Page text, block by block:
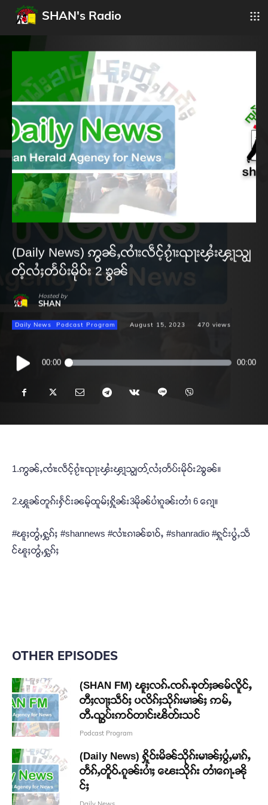
SHAN's Radio
(Daily News) ဢွၼ်ႇၸၢႆးလဵင့်ၵႂၢႆးၺႃးၾႆးၾႃ့သျွ
တ့်လႆႈတႅပ်းမိုဝ်း 2 ၶွၼ်
Hosted by
SHAN
Daily News Podcast Program August 15, 2023 470 views
Audio
Player
00:00 00:00
1.ဢွၼ်ႇၸၢႆးလဵင့်ၵႂၢႆးၺႃးၾႆးၾႃ့သျွတ့်လႆႈတႅပ်းမိုဝ်း2ၶွၼ်။
2.ၾူၼ်တူၵ်းႁႅင်းၼမ့်ထူမ်ႈႁိူၼ်း3မိုၼ်ပၢႆၵူၼ်းတၢႆ 6 ၵေႃ့။
#ၽူႈတွႆႇႁွၵ်ႈ #shannews #လၢႆးၵၢၼ်ၶၢဝ်ႇ #shanradio #ႁူင်းပွႆႇသဵ
င်ၽူႈတွႆႇႁွၵ်ႈ
OTHER EPISODES
(SHAN FM) ၽူႈလၵ်ႉၸၵ်ႉၶုတ်ႈၼမ်လိူင်ႇ
တီႈလႃႈသဵဝ်ႈ ပလိၵ်ႈသိုၵ်းမၢၼ်ႈ ဢမ်ႇ
တီႉၺွပ်းဢဝ်တၢင်းၽိတ်းသင်
Podcast Program
(Daily News) ႁိူဝ်းမိၼ်သိုၵ်းမၢၼ်ႈပွႆႇမၢၵ်ႇ
တႅၵ်ႇတိူဝ်ႉၵူၼ်းပၢႆႈ ၽေးသိုၵ်း တၢႆၵေႃႉၼို
င်ႈ